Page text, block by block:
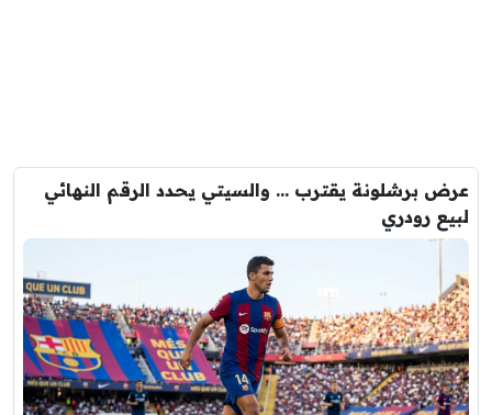
عرض برشلونة يقترب … والسيتي يحدد الرقم النهائي
لبيع رودري